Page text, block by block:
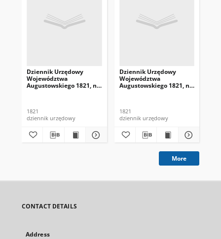
Dziennik Urzędowy
Województwa
Augustowskiego 1821, nr
1821
dziennik urzędowy
Dziennik Urzędowy
Województwa
Augustowskiego 1821, nr
1821
dziennik urzędowy
More
CONTACT DETAILS
Address